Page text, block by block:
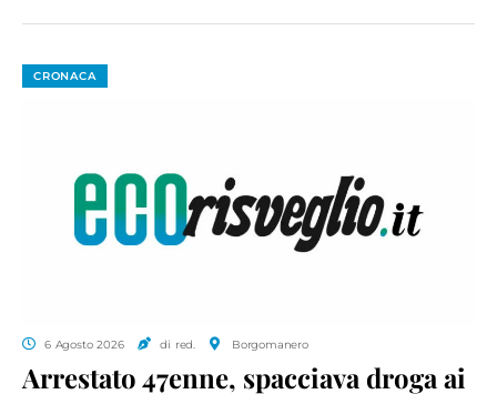
CRONACA
6 Agosto 2026 di red. Borgomanero
Arrestato 47enne, spacciava droga ai